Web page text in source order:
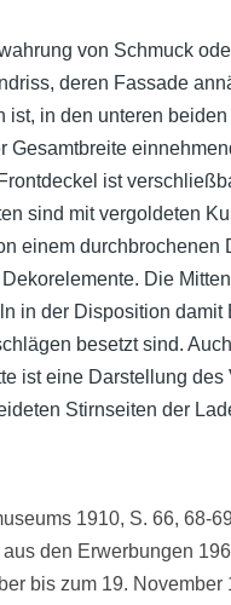
von Schmuck
deren Fassade
in den unteren
ist
sind mit vergoldeten
einem
Die
in der Disposition
besetzt sind.
ist eine Darstellung
Stirnseiten der
1910, S. 66, 68-
den Erwerbungen
bis zum 19.